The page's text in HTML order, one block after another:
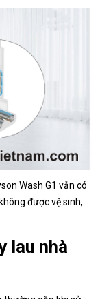
Wash G1 vẫn có
được vệ sinh,
lau nhà